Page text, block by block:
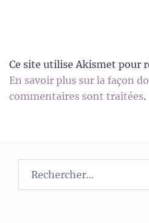
Ce site utilise Akismet pour
En savoir plus sur la façon
commentaires sont traitées.